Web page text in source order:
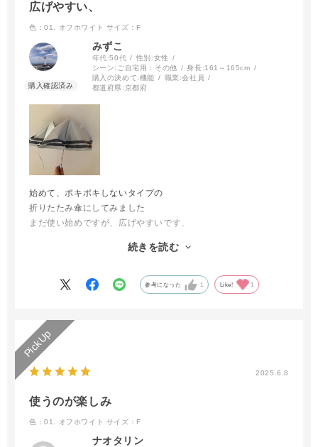
広げやすい、
色：01. オフホワイト サイズ：F
みずこ
年代:50代 性別:女性
シーン: ご自宅用：その他 身長:161～165cm
購入の決めて:機能 職業:会社員
都道府県:京都府
始めて、ポキポキしないタイプの
折りたたみ傘にしてみました
まだ使い始めですが、広げやすいです、
続きを読む
参考になった 1 Like! 1
2025.6.8
使うのが楽しみ
色：01. オフホワイト サイズ：F
ナオタリン